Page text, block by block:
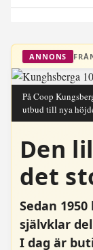
ANNONS
På Coop
utbud till nya
Den
det
Sedan
självklar
I dag är